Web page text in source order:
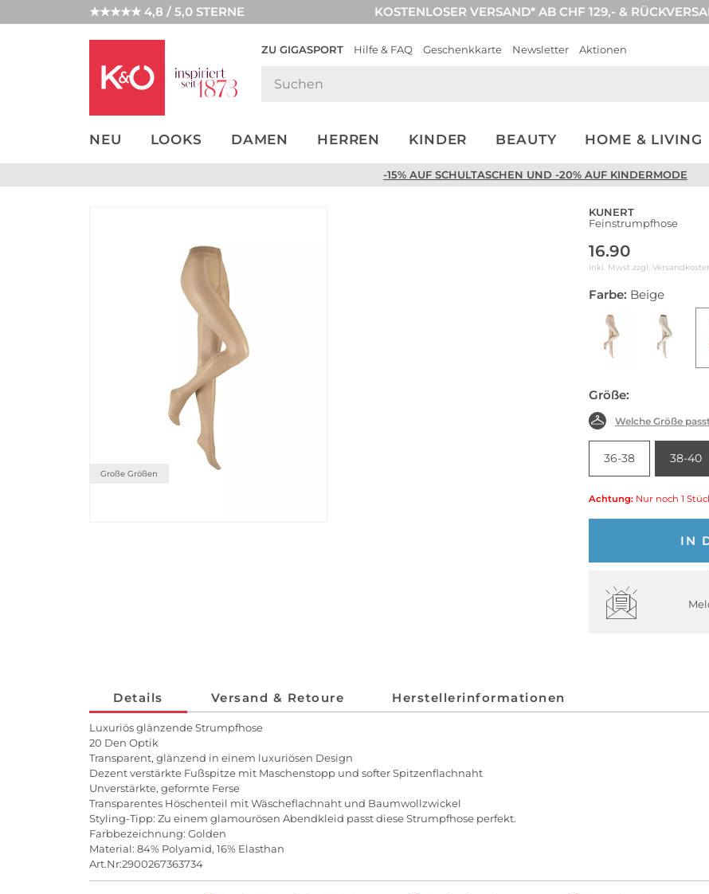
★★★★★ 4,8 / 5,0 STERNE KOSTENLOSER VERSAND* AB CHF 129,- &
ZU GIGASPORT Hilfe & FAQ Geschenkkarte Newsletter Aktionen
NEU LOOKS DAMEN HERREN KINDER BEAUTY HOME & LIVING
NEW IN
WEDDING
-15% AUF SCHULTASCHEN UND -20% AUF KINDERMODE
Große Größen
KUNERT
Feinstrumpfhose
16.90
inkl. Mwst zzgl.
Farbe: Beige
Größe:
Welche Größe
36-38 38-40
Achtung: Nur noch 1
IN
Details Versand & Retoure Herstellerinformationen
Luxuriös glänzende Strumpfhose
20 Den Optik
Transparent, glänzend in einem luxuriösen Design
Dezent verstärkte Fußspitze mit Maschenstopp und softer Spitzenflachnaht
Unverstärkte, geformte Ferse
Transparentes Höschenteil mit Wäscheflachnaht und Baumwollzwickel
Styling-Tipp: Zu einem glamourösen Abendkleid passt diese Strumpfhose perfekt.
Farbbezeichnung: Golden
Material: 84% Polyamid, 16% Elasthan
Art.Nr:2900267363734